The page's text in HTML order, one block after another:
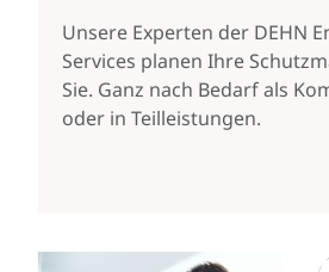
Unsere Experten der DEHN
Services planen Ihre
Sie. Ganz nach Bedarf als
oder in Teilleistungen.